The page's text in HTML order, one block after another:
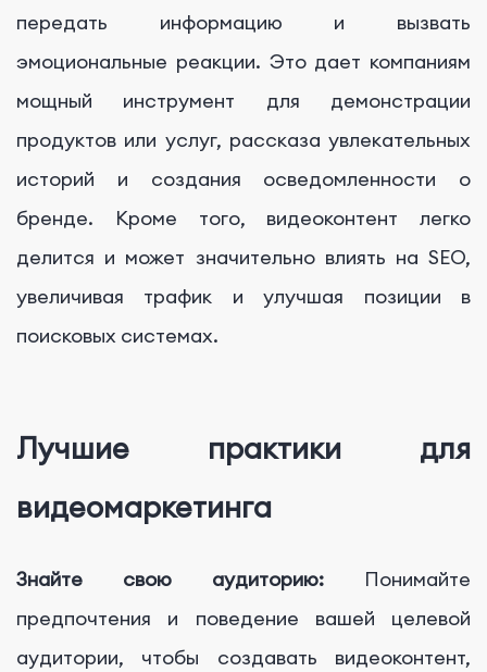
передать информацию и вызвать
эмоциональные реакции. Это дает компаниям
мощный инструмент для демонстрации
продуктов или услуг, рассказа увлекательных
историй и создания осведомленности о
бренде. Кроме того, видеоконтент легко
делится и может значительно влиять на SEO,
увеличивая трафик и улучшая позиции в
поисковых системах.
Лучшие практики для
видеомаркетинга
Знайте свою аудиторию: Понимайте
предпочтения и поведение вашей целевой
аудитории, чтобы создавать видеоконтент,